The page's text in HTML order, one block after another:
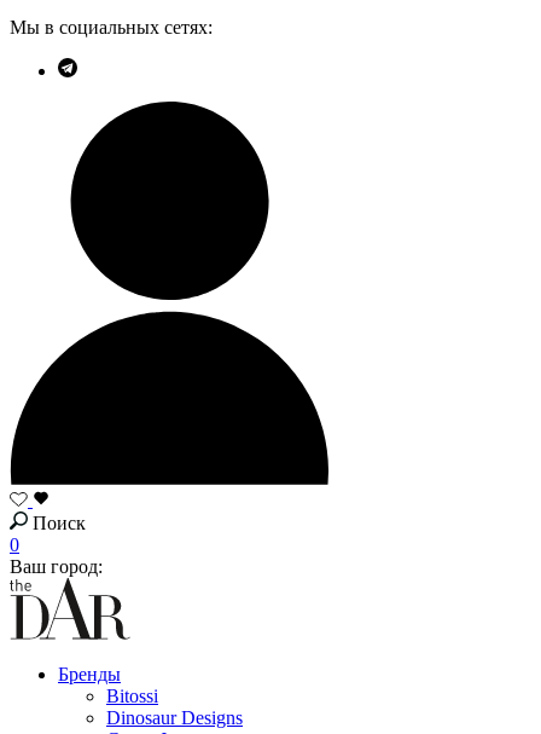
Мы в социальных сетях:
Поиск
0
Ваш город:
Бренды
Bitossi
Dinosaur Designs